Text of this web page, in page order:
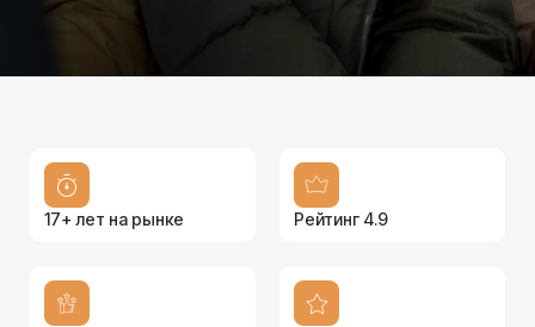
17+ лет на рынке Рейтинг 4.9